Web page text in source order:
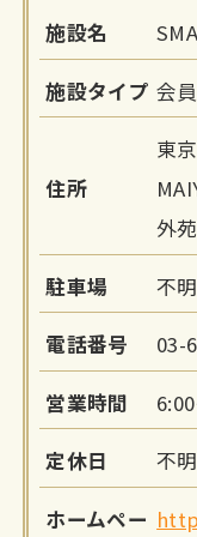
施設名
施設タイプ 会
住所
東
外
駐車場 不明
電話番号 03-
営業時間
定休日 不明
ホームペー